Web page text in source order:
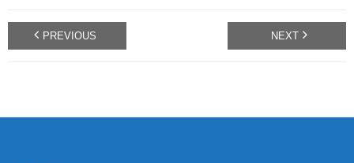
PREVIOUS NEXT